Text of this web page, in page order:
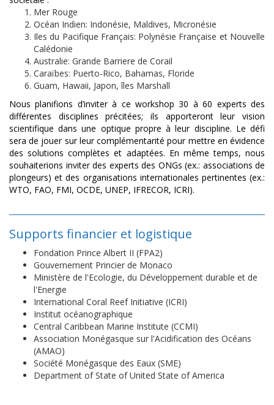
Mer Rouge
Océan Indien: Indonésie, Maldives, Micronésie
Iles du Pacifique Français: Polynésie Française et Nouvelle
Calédonie
Australie: Grande Barriere de Corail
Caraïbes: Puerto-Rico, Bahamas, Floride
Guam, Hawaii, Japon, îles Marshall
Nous planifions d’inviter à ce workshop 30 à 60 experts des
différentes disciplines précitées; ils apporteront leur vision
scientifique dans une optique propre à leur discipline. Le défi
sera de jouer sur leur complémentarité pour mettre en évidence
des solutions complètes et adaptées. En même temps, nous
souhaiterions inviter des experts des ONGs (ex.: associations de
plongeurs) et des organisations internationales pertinentes (ex.:
WTO, FAO, FMI, OCDE, UNEP, IFRECOR, ICRI).
Supports financier et logistique
Fondation Prince Albert II (FPA2)
Gouvernement Princier de Monaco
Ministère de l'Ecologie, du Développement durable et de
l'Energie
International Coral Reef Initiative (ICRI)
Institut océanographique
Central Caribbean Marine Institute (CCMI)
Association Monégasque sur l'Acidification des Océans
(AMAO)
Société Monégasque des Eaux (SME)
Department of State of United State of America